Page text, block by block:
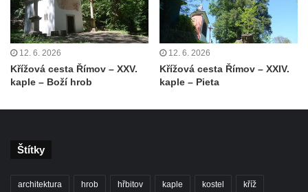
Kostel svatého Mikuláše v Třebušíně
Klášterní kostel svatého Františka z Assisi v
Zákupech
Kaple svatého Josefa u Zákup
Zákupech
12. 6. 2026
Křížová cesta Římov – XXV.
kaple – Boží hrob
12. 6. 2026
Křížová cesta Římov – XXIV.
kaple – Pieta
Štítky
architektura hrob hřbitov kaple kostel kříž